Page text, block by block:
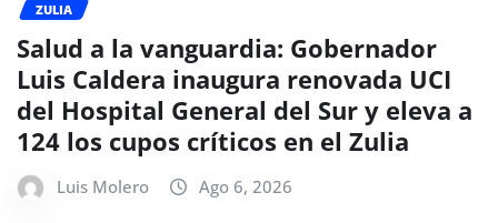
ZULIA
Salud a la vanguardia: Gobernador
Luis Caldera inaugura renovada UCI
del Hospital General del Sur y eleva a
124 los cupos críticos en el Zulia
Luis Molero Ago 6, 2026